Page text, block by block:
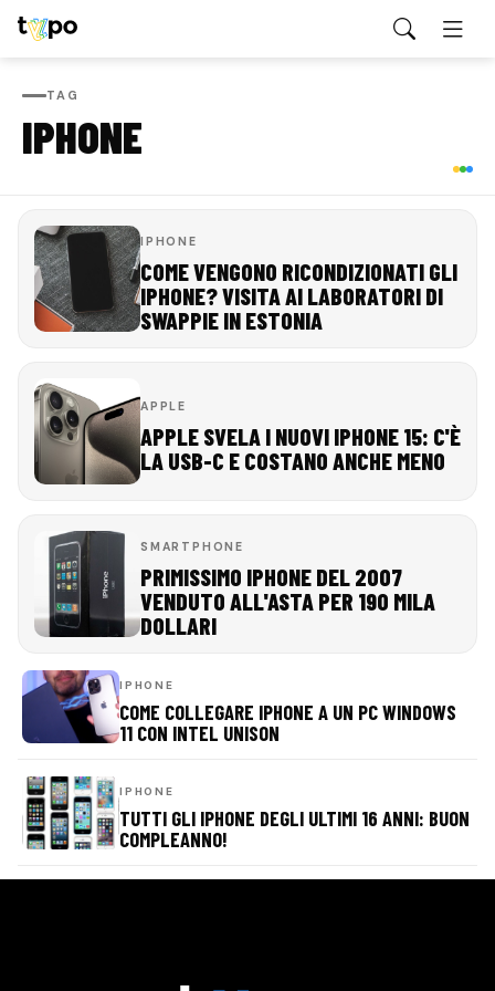
TAG
IPHONE
IPHONE
COME VENGONO RICONDIZIONATI GLI
IPHONE? VISITA AI LABORATORI DI
SWAPPIE IN ESTONIA
APPLE
APPLE SVELA I NUOVI IPHONE 15: C'È
LA USB-C E COSTANO ANCHE MENO
SMARTPHONE
PRIMISSIMO IPHONE DEL 2007
VENDUTO ALL'ASTA PER 190 MILA
DOLLARI
IPHONE
COME COLLEGARE IPHONE A UN PC WINDOWS
11 CON INTEL UNISON
IPHONE
TUTTI GLI IPHONE DEGLI ULTIMI 16 ANNI: BUON
COMPLEANNO!